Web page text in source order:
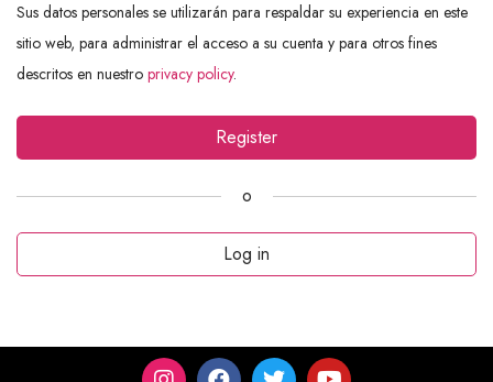
Sus datos personales se utilizarán para respaldar su experiencia en este
sitio web, para administrar el acceso a su cuenta y para otros fines
descritos en nuestro privacy policy.
Register
o
Log in